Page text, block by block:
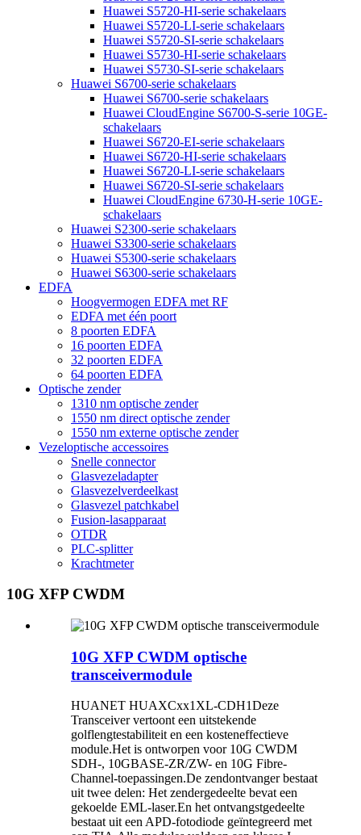
Huawei S5720-HI-serie schakelaars
Huawei S5720-LI-serie schakelaars
Huawei S5720-SI-serie schakelaars
Huawei S5730-HI-serie schakelaars
Huawei S5730-SI-serie schakelaars
Huawei S6700-serie schakelaars
Huawei S6700-serie schakelaars
Huawei CloudEngine S6700-S-serie 10GE-
schakelaars
Huawei S6720-EI-serie schakelaars
Huawei S6720-HI-serie schakelaars
Huawei S6720-LI-serie schakelaars
Huawei S6720-SI-serie schakelaars
Huawei CloudEngine 6730-H-serie 10GE-
schakelaars
Huawei S2300-serie schakelaars
Huawei S3300-serie schakelaars
Huawei S5300-serie schakelaars
Huawei S6300-serie schakelaars
EDFA
Hoogvermogen EDFA met RF
EDFA met één poort
8 poorten EDFA
16 poorten EDFA
32 poorten EDFA
64 poorten EDFA
Optische zender
1310 nm optische zender
1550 nm direct optische zender
1550 nm externe optische zender
Vezeloptische accessoires
Snelle connector
Glasvezeladapter
Glasvezelverdeelkast
Glasvezel patchkabel
Fusion-lasapparaat
OTDR
PLC-splitter
Krachtmeter
10G XFP CWDM
10G XFP CWDM optische
transceivermodule
HUANET HUAXCxx1XL-CDH1Deze
Transceiver vertoont een uitstekende
golflengtestabiliteit en een kosteneffectieve
module.Het is ontworpen voor 10G CWDM
SDH-, 10GBASE-ZR/ZW- en 10G Fibre-
Channel-toepassingen.De zendontvanger bestaat
uit twee delen: Het zendergedeelte bevat een
gekoelde EML-laser.En het ontvangstgedeelte
bestaat uit een APD-fotodiode geïntegreerd met